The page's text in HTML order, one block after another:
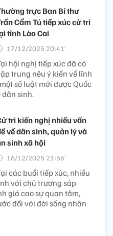
trực Ban Bí thư
Cẩm Tú tiếp xúc cử tri
tỉnh Lào Cai
17/12/2025 20:41’
hội nghị tiếp xúc đã có
trung nêu ý kiến về lĩnh
số luật mới được Quốc
dân sinh.
tri kiến nghị nhiều vấn
về dân sinh, quản lý và
sinh xã hội
16/12/2025 21:56’
các buổi tiếp xúc, nhiều
với chủ trương sáp
giá cao sự quan tâm,
đối với đời sống nhân